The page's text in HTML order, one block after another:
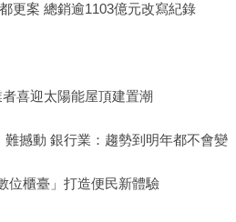
更案 總銷逾1103億元改寫紀錄
喜迎太陽能屋頂建置潮
難撼動 銀行業：趨勢到明年都不會變
位櫃臺」打造便民新體驗